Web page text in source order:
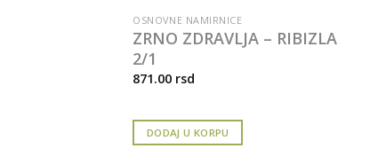
OSNOVNE NAMIRNICE
ZRNO ZDRAVLJA – RIBIZLA
2/1
871.00 rsd
DODAJ U KORPU